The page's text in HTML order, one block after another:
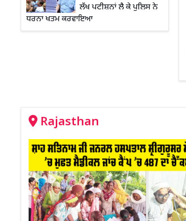
ਲੱਖ ਪਟੀਸ਼ਨਾਂ ਲੈ ਕੇ ਪੁਲਿਸ ਨੇ
ਧਰਨਾ ਖਤਮ ਕਰਵਾਇਆ
Rajasthan